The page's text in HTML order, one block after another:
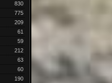
830
775
209
61
59
212
63
60
190